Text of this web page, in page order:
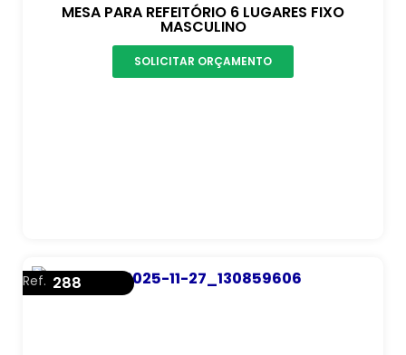
MESA PARA REFEITÓRIO 6 LUGARES FIXO
MASCULINO
SOLICITAR ORÇAMENTO
Ref. 288